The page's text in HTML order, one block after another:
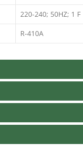
220-240; 50HZ; 1 F
R-410A